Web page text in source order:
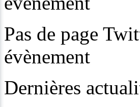
Pas de page
évènement
Dernières